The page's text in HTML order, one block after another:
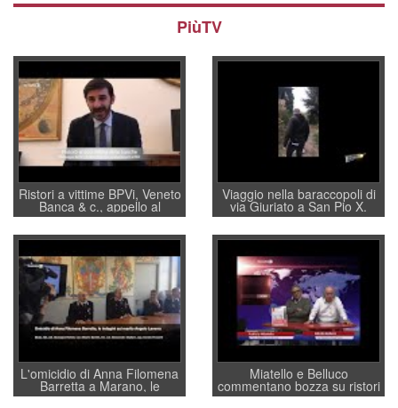
PiùTV
Ristori a vittime BPVi, Veneto
Banca & c., appello al
sottosegretario Alessio
Villarosa: per mettere ordine
convochi con Di Maio CNCU
a supporto della cabina di
regia al Mef
Viaggio nella baraccopoli di
via Giuriato a San Pio X.
Vicenza ai Vicentini: “faremo
un regalo di Natale ai
residenti”
L'omicidio di Anna Filomena
Barretta a Marano, le
indagini dei carabinieri di
Miatello e Belluco
commentano bozza su ristori
BPVi e Veneto Banca